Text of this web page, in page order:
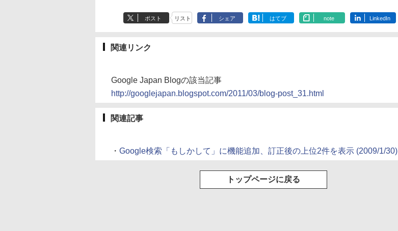
ポスト リスト シェア はてブ note LinkedIn
関連リンク
Google Japan Blogの該当記事
http://googlejapan.blogspot.com/2011/03/blog-post_31.html
関連記事
・ Google検索「もしかして」に機能追加、訂正後の上位2件を表示 (2009/1/30)
トップページに戻る